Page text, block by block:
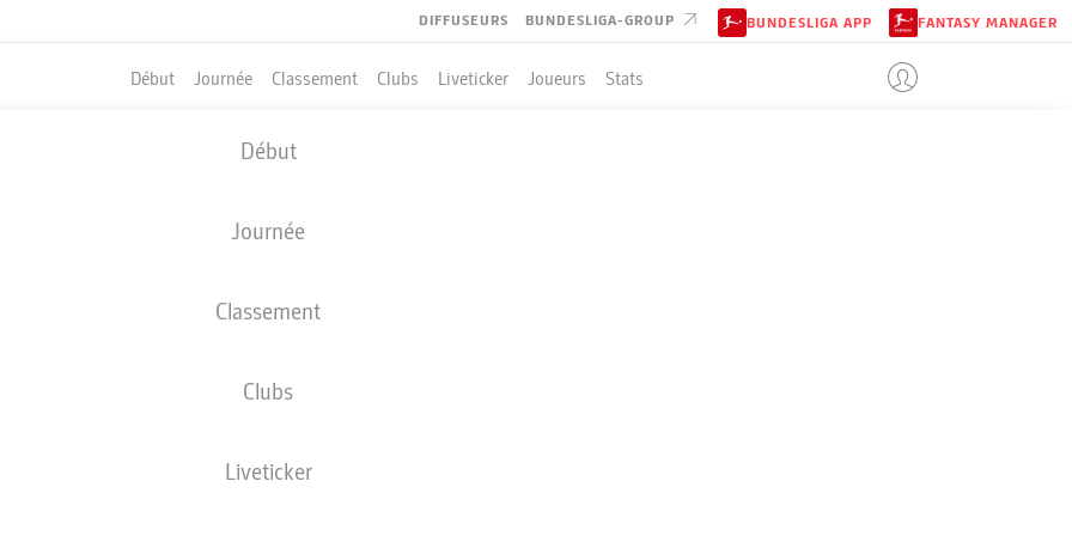
DIFFUSEURS BUNDESLIGA-GROUP BUNDESLIGA APP FANTASY MANAGER
Début Journée Classement Clubs Liveticker Joueurs Stats
Début
Journée
Classement
Clubs
Liveticker